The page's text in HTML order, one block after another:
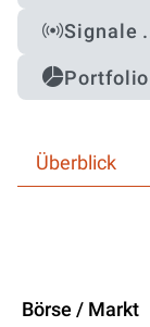
Signale
Überblick
Börse / Markt